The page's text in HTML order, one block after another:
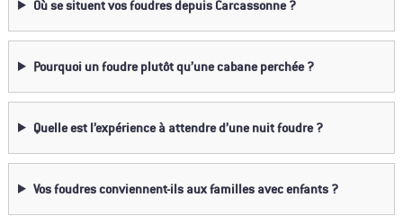
Où se situent vos foudres depuis Carcassonne ?
Pourquoi un foudre plutôt qu’une cabane perchée ?
Quelle est l’expérience à attendre d’une nuit foudre ?
Vos foudres conviennent-ils aux familles avec enfants ?